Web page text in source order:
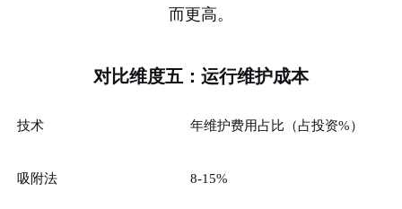
而更高。
对比维度五：运行维护成本
技术 年维护费用占比（占投资%）
吸附法 8-15%